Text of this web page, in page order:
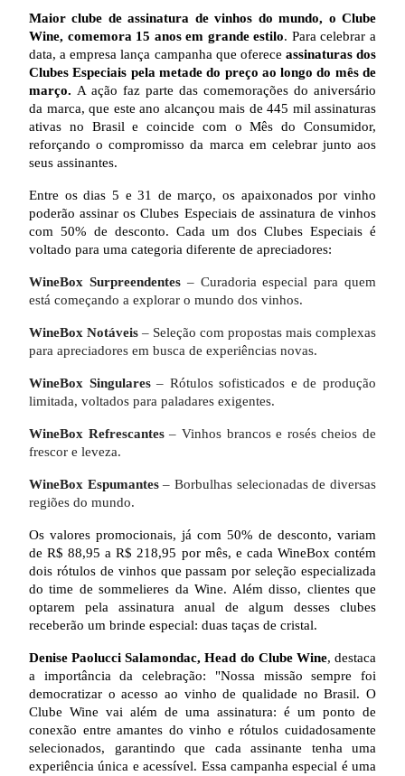
Maior clube de assinatura de vinhos do mundo, o Clube
Wine, comemora 15 anos em grande estilo. Para celebrar a
data, a empresa lança campanha que oferece assinaturas dos
Clubes Especiais pela metade do preço ao longo do mês de
março. A ação faz parte das comemorações do aniversário
da marca, que este ano alcançou mais de 445 mil assinaturas
ativas no Brasil e coincide com o Mês do Consumidor,
reforçando o compromisso da marca em celebrar junto aos
seus assinantes.
Entre os dias 5 e 31 de março, os apaixonados por vinho
poderão assinar os Clubes Especiais de assinatura de vinhos
com 50% de desconto. Cada um dos Clubes Especiais é
voltado para uma categoria diferente de apreciadores:
WineBox Surpreendentes– Curadoria especial para quem
está começando a explorar o mundo dos vinhos.
WineBox Notáveis – Seleção com propostas mais complexas
para apreciadores em busca de experiências novas.
WineBox Singulares– Rótulos sofisticados e de produção
limitada, voltados para paladares exigentes.
WineBox Refrescantes– Vinhos brancos e rosés cheios de
frescor e leveza.
WineBox Espumantes– Borbulhas selecionadas de diversas
regiões do mundo.
Os valores promocionais, já com 50% de desconto, variam
de R$ 88,95 a R$ 218,95 por mês, e cada WineBox contém
dois rótulos de vinhos que passam por seleção especializada
do time de sommelieres da Wine. Além disso, clientes que
optarem pela assinatura anual de algum desses clubes
receberão um brinde especial: duas taças de cristal.
Denise Paolucci Salamondac, Head do Clube Wine, destaca
a importância da celebração: "Nossa missão sempre foi
democratizar o acesso ao vinho de qualidade no Brasil. O
Clube Wine vai além de uma assinatura: é um ponto de
conexão entre amantes do vinho e rótulos cuidadosamente
selecionados, garantindo que cada assinante tenha uma
experiência única e acessível. Essa campanha especial é uma